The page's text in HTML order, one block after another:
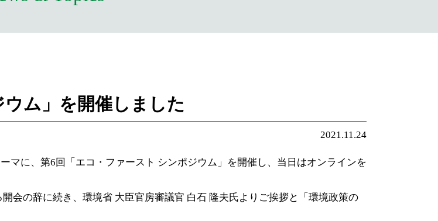
ム」を開催しました
2021.11.24
マに、第6回「エコ・ファースト シンポジウム」を開催し、当日はオンラインを
会の辞に続き、環境省 大臣官房審議官 白石 隆夫氏よりご挨拶と「環境政策の